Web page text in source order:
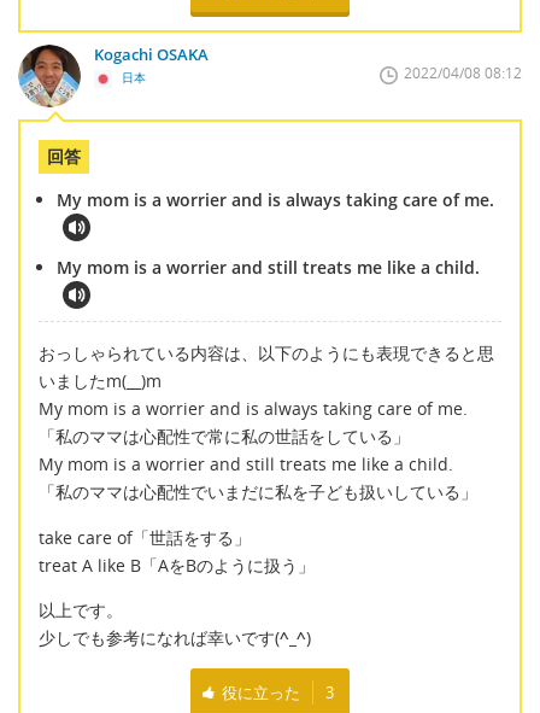
Kogachi OSAKA
日本 2022/04/08 08:12
回答
My mom is a worrier and is always taking care of me.
My mom is a worrier and still treats me like a child.
おっしゃられている内容は、以下のようにも表現できると思
いましたm(__)m
My mom is a worrier and is always taking care of me.
「私のママは心配性で常に私の世話をしている」
My mom is a worrier and still treats me like a child.
「私のママは心配性でいまだに私を子ども扱いしている」
take care of「世話をする」
treat A like B「AをBのように扱う」
以上です。
少しでも参考になれば幸いです(^_^)
役に立った 3